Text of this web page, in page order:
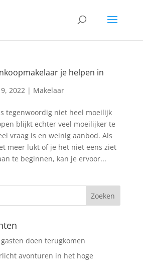
je helpen in
2022| Makelaar
tegenwoordig niet heel moeilijk
blijkt echter veel moeilijker te
vraag is en weinig aanbod. Als
meer lukt of je het niet eens ziet
te beginnen, kan je ervoor...
doen terugkomen
avonturen in het hoge